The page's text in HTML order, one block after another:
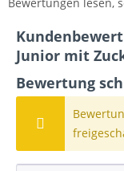
Junior mit
Bewertung